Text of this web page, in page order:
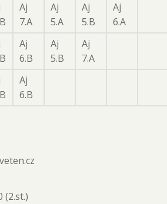
Aj
7.A
Aj
5.A
Aj
5.B
Aj
6.A
Aj
6.B
Aj
5.B
Aj
7.A
Aj
6.B
(2.st.)